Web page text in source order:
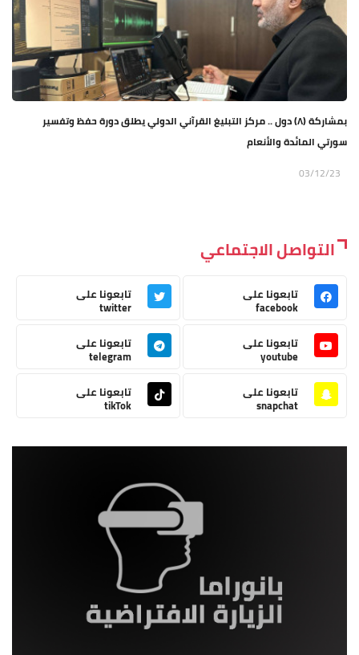
بمشاركة (٨) دول .. مركز التبليغ القرآني الدولي يطلق دورة حفظ وتفسير
سورتي المائدة والأنعام
03/12/23
التواصل الاجتماعي
تابعونا على
facebook
تابعونا على
twitter
تابعونا على
youtube
تابعونا على
telegram
تابعونا على
snapchat
تابعونا على
tikTok